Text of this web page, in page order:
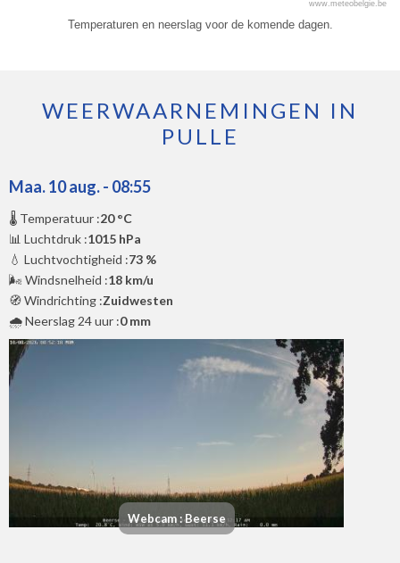
www.meteobelgie.be
Temperaturen en neerslag voor de komende dagen.
WEERWAARNEMINGEN IN
PULLE
Maa. 10 aug. - 08:55
🌡️ Temperatuur :20 °C
📊 Luchtdruk :1015 hPa
💧 Luchtvochtigheid :73 %
🌬️ Windsnelheid :18 km/u
🧭 Windrichting :Zuidwesten
🌧️ Neerslag 24 uur :0 mm
Webcam : Beerse